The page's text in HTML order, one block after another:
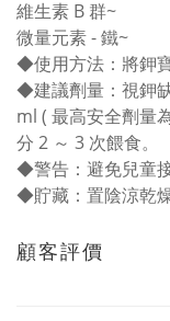
維生素 B 群~
微量元素 - 鐵~
◆使用方法：將鉀
◆建議劑量：視鉀
ml ( 最高安全劑量
分 2 ～ 3 次餵食。
◆警告：避免兒童
◆貯藏：置陰涼乾
顧客評價